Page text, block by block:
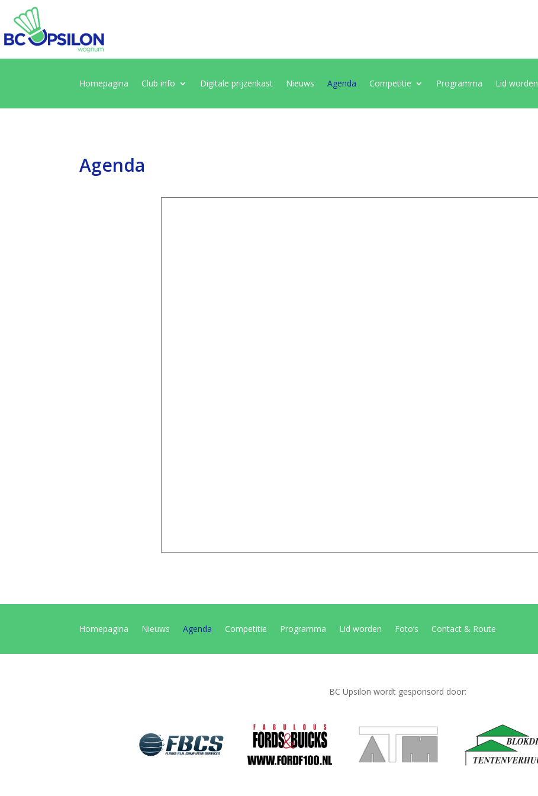
Homepagina Club info Digitale prijzenkast Nieuws Agenda Competitie Programma Lid worden
Agenda
Homepagina Nieuws Agenda Competitie Programma Lid worden Foto’s Contact & Route
BC Upsilon wordt gesponsord door: